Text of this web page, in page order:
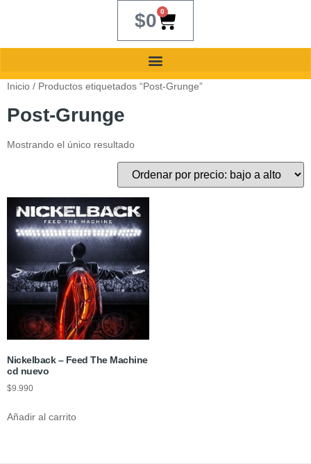
$0 0
Inicio / Productos etiquetados “Post-Grunge”
Post-Grunge
Mostrando el único resultado
Nickelback – Feed The Machine
cd nuevo
$9.990
Añadir al carrito